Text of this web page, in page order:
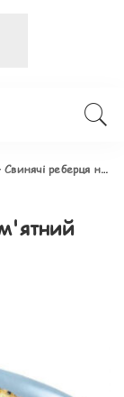
Свинячі реберця на грилі В м'ятний МАРИНАДІ